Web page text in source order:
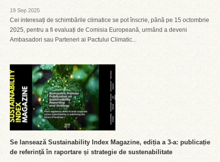
19 Sep 2025
Cei interesați de schimbările climatice se pot înscrie, până pe 15 octombrie
2025, pentru a fi evaluați de Comisia Europeană, urmând a deveni
Ambasadori sau Parteneri ai Pactului Climatic...
Se lansează Sustainability Index Magazine, ediția a 3-a: publicație
de referință în raportare și strategie de sustenabilitate